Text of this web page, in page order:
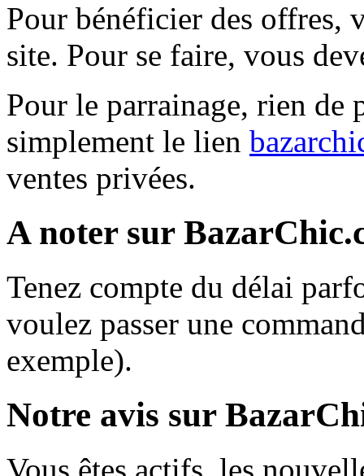
Pour bénéficier des offres,
site. Pour se faire, vous
Pour le parrainage, rien
simplement le lien
ventes privées.
A noter sur
Tenez compte du délai
voulez passer une
exemple).
Notre avis sur